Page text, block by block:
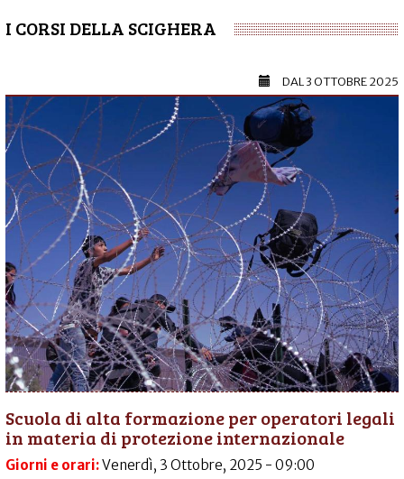
I CORSI DELLA SCIGHERA
DAL3 OTTOBRE 2025
Scuola di alta formazione per operatori legali
in materia di protezione internazionale
Giorni e orari:Venerdì, 3 Ottobre, 2025 - 09:00